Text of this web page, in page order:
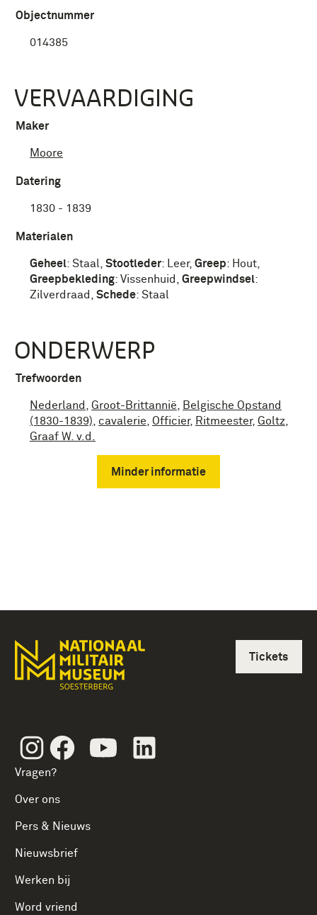
Objectnummer
014385
VERVAARDIGING
Maker
Moore
Datering
1830 - 1839
Materialen
Geheel: Staal Stootleder: Leer, Greep: Hout
Greepbekleding: Vissenhuid Greepwindsel:
Zilverdraad
Schede: Staal
ONDERWERP
Trefwoorden
Nederland Groot-Brittannië
Belgische Opstand
(1830-1839)
cavalerie Officier, Ritmeester, Goltz,
Graaf W. v.d.
Minder informatie
InstagramFacebookYoutube
Vragen?
Over ons
Pers & Nieuws
Nieuwsbrief
Werken bij
Word vriend
Tickets